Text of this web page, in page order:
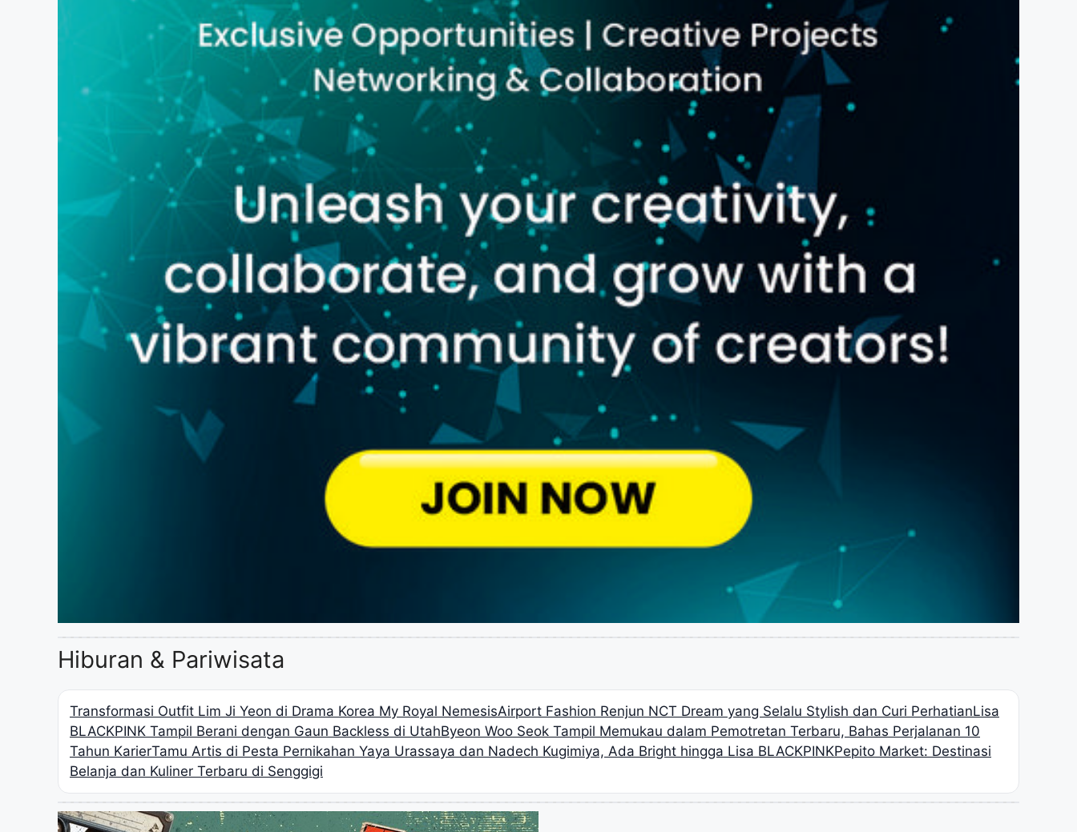
Hiburan & Pariwisata
Transformasi Outfit Lim Ji Yeon di Drama Korea My Royal NemesisAirport Fashion Renjun NCT Dream yang Selalu Stylish dan Curi PerhatianLisa
BLACKPINK Tampil Berani dengan Gaun Backless di UtahByeon Woo Seok Tampil Memukau dalam Pemotretan Terbaru, Bahas Perjalanan 10
Tahun KarierTamu Artis di Pesta Pernikahan Yaya Urassaya dan Nadech Kugimiya, Ada Bright hingga Lisa BLACKPINKPepito Market: Destinasi
Belanja dan Kuliner Terbaru di Senggigi